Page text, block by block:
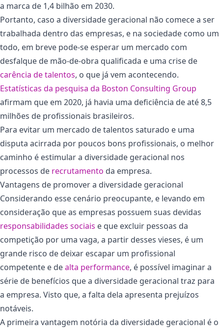
a marca de 1,4 bilhão em 2030.
Portanto, caso a diversidade geracional não comece a ser
trabalhada dentro das empresas, e na sociedade como um
todo, em breve pode-se esperar um mercado com
desfalque de mão-de-obra qualificada e uma crise de
carência de talentos, o que já vem acontecendo.
Estatísticas da pesquisa da Boston Consulting Group
afirmam que em 2020, já havia uma deficiência de até 8,5
milhões de profissionais brasileiros.
Para evitar um mercado de talentos saturado e uma
disputa acirrada por poucos bons profissionais, o melhor
caminho é estimular a diversidade geracional nos
processos de recrutamento da empresa.
Vantagens de promover a diversidade geracional
Considerando esse cenário preocupante, e levando em
consideração que as empresas possuem suas devidas
responsabilidades sociais e que excluir pessoas da
competição por uma vaga, a partir desses vieses, é um
grande risco de deixar escapar um profissional
competente e dealta performance, é possível imaginar a
série de benefícios que a diversidade geracional traz para
a empresa. Visto que, a falta dela apresenta prejuízos
notáveis.
A primeira vantagem notória da diversidade geracional é o